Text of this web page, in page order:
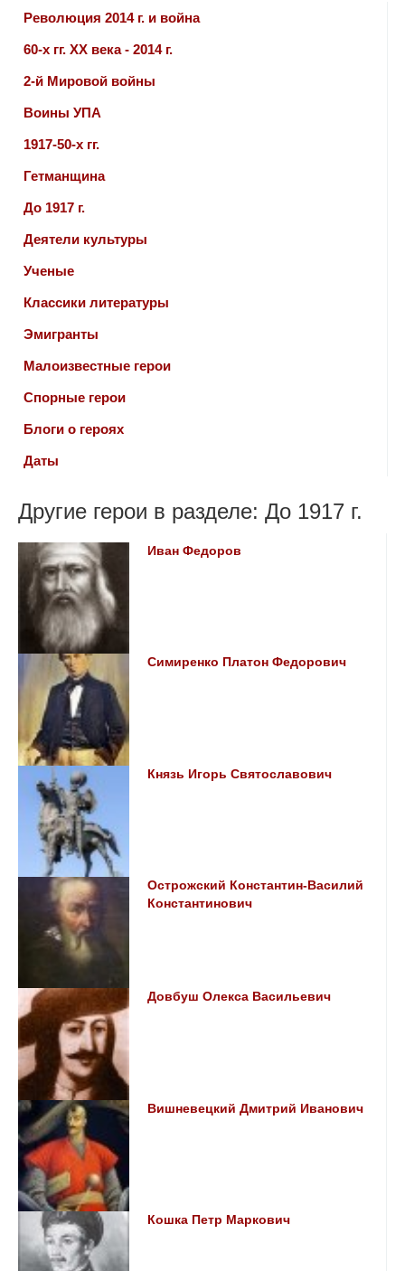
Революция 2014 г. и война
60-х гг. ХХ века - 2014 г.
2-й Мировой войны
Воины УПА
1917-50-х гг.
Гетманщина
До 1917 г.
Деятели культуры
Ученые
Классики литературы
Эмигранты
Малоизвестные герои
Спорные герои
Блоги о героях
Даты
Другие герои в разделе: До 1917 г.
Иван Федоров
Симиренко Платон Федорович
Князь Игорь Святославович
Острожский Константин-Василий
Константинович
Довбуш Олекса Васильевич
Вишневецкий Дмитрий Иванович
Кошка Петр Маркович